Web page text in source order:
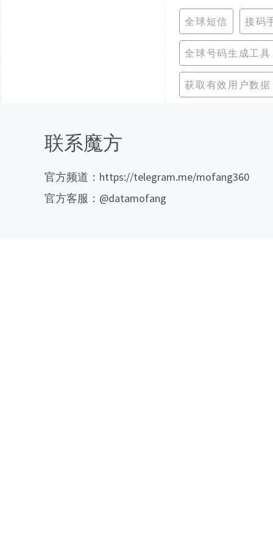
全球短信 接码
全球号码生成工具
获取有效用户数据
联系魔方
官方频道：https://telegram.me/mofang360
官方客服：@datamofang